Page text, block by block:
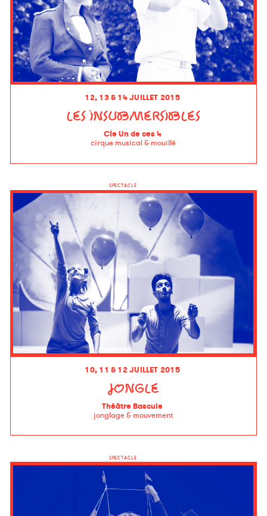
12, 13 & 14 JUILLET 2015
LES INSUBMERSIBLES
Cie Un de ces 4
cirque musical & mouillé
SPECTACLE
10, 11 & 12 JUILLET 2015
JONGLE
Théâtre Bascule
jonglage & mouvement
SPECTACLE